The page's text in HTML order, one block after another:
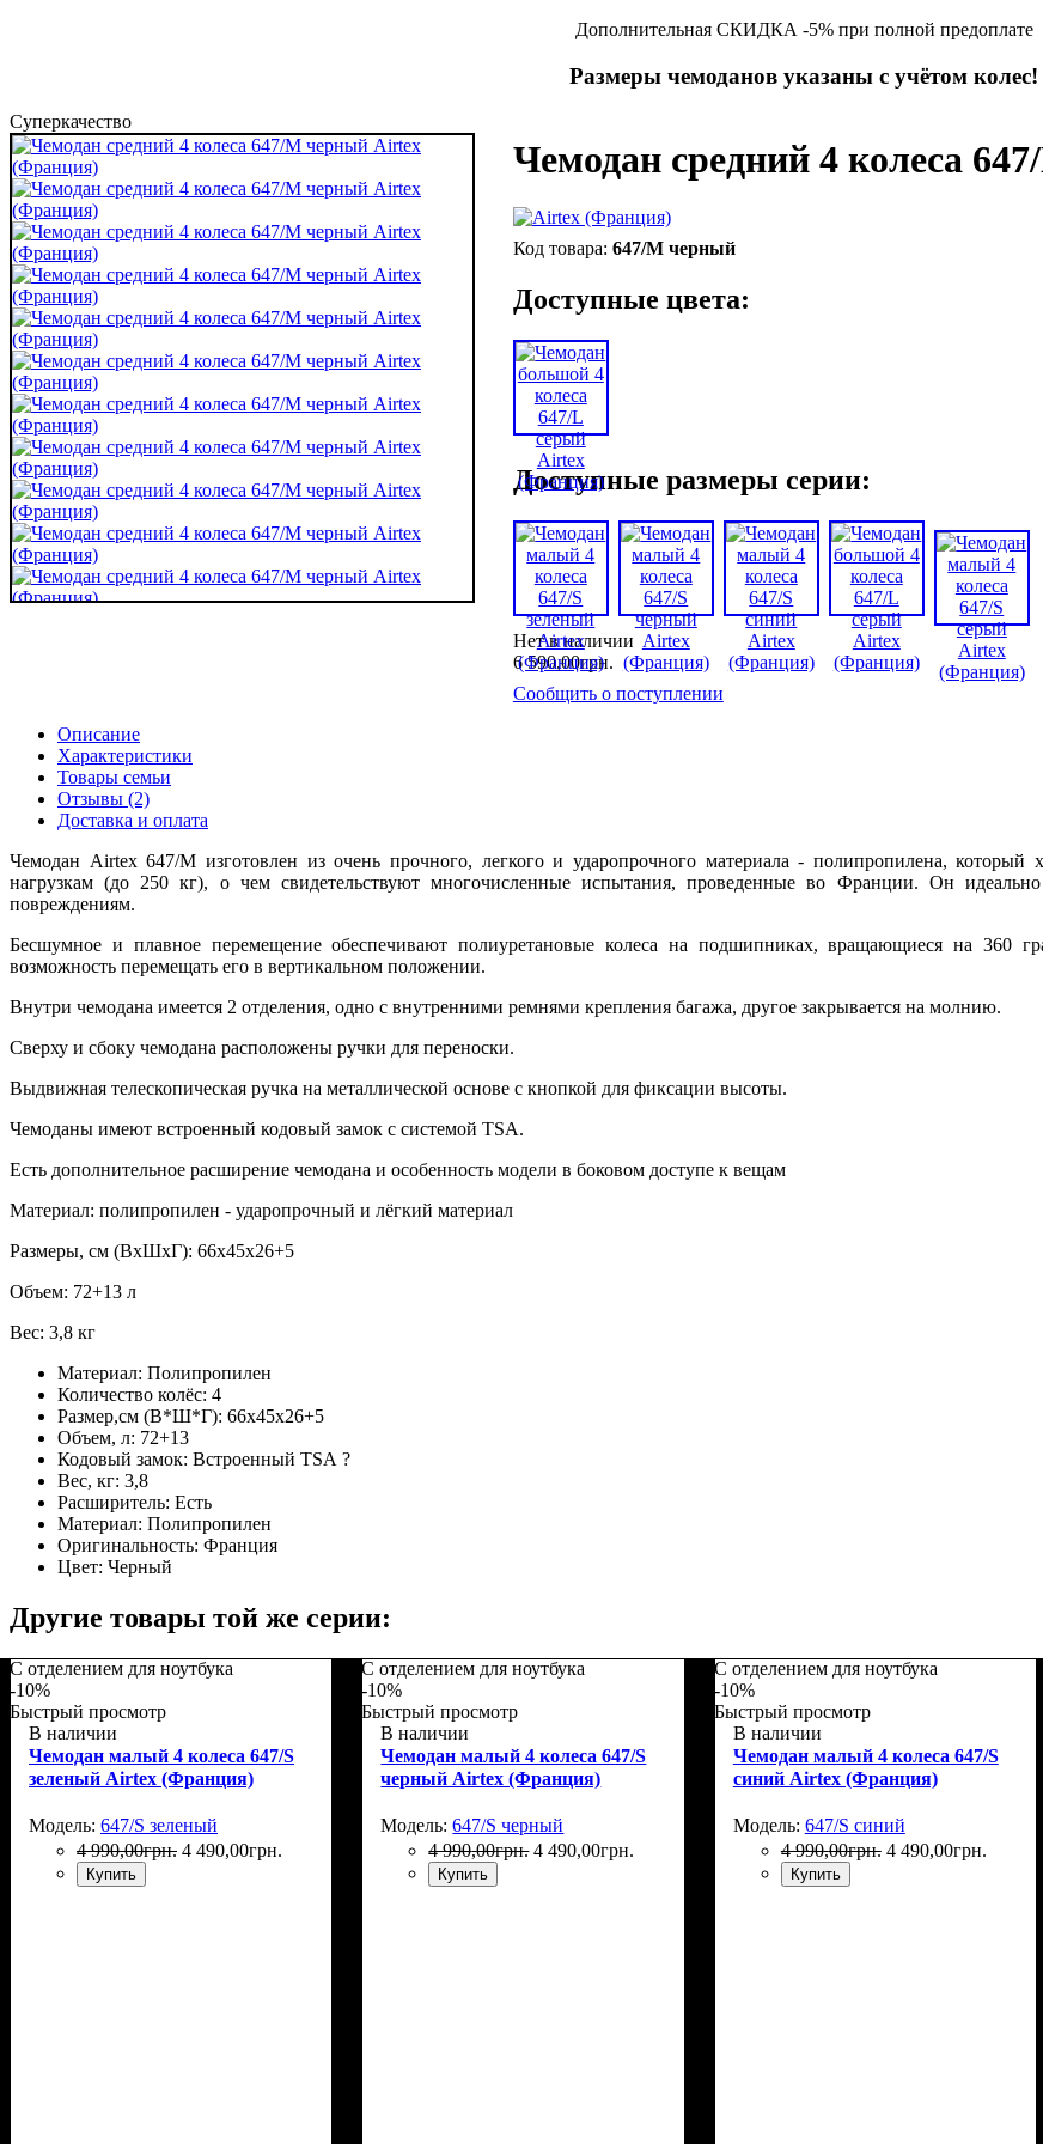
Дополнительная СКИДКА -5% при полной предоплате
Размеры чемоданов указаны с учётом колес!
Суперкачество
Чемодан средний 4 колеса
647/M черный
Доступные цвета:
Доступные размеры серии:
Нет в наличии
6 590,00грн.
Сообщить о поступлении
Описание
Характеристики
Товары семьи
Отзывы (2)
Доставка и оплата
Чемодан Airtex 647/M изготовлен из очень прочного, легкого и ударопрочного материала - полипропилена, который
нагрузкам (до 250 кг), о чем свидетельствуют многочисленные испытания, проведенные во Франции. Он
повреждениям.
Бесшумное и плавное перемещение обеспечивают полиуретановые колеса на подшипниках, вращающиеся на 360
возможность перемещать его в вертикальном положении.
Внутри чемодана имеется 2 отделения, одно с внутренними ремнями крепления багажа, другое закрывается на молнию.
Сверху и сбоку чемодана расположены ручки для переноски.
Выдвижная телескопическая ручка на металлической основе с кнопкой для фиксации высоты.
Чемоданы имеют встроенный кодовый замок с системой TSA.
Есть дополнительное расширение чемодана и особенность модели в боковом доступе к вещам
Материал: полипропилен - ударопрочный и лёгкий материал
Размеры, см (ВхШхГ): 66x45x26+5
Объем: 72+13 л
Вес: 3,8 кг
Материал: Полипропилен
Количество колёс: 4
Размер,см (В*Ш*Г): 66x45x26+5
Объем, л: 72+13
Кодовый замок: Встроенный TSA ?
Вес, кг: 3,8
Расширитель: Есть
Материал: Полипропилен
Оригинальность: Франция
Цвет: Черный
Другие товары той же серии:
С отделением для ноутбука
-10%
Быстрый просмотр
В наличии
Чемодан малый 4 колеса 647/S
зеленый Airtex (Франция)
Модель: 647/S зеленый
4 990,00грн. 4 490,00грн.
Купить
С отделением для ноутбука
-10%
Быстрый просмотр
В наличии
Чемодан малый 4 колеса 647/S
черный Airtex (Франция)
Модель:647/S черный
4 990,00грн. 4 490,00грн.
Купить
С отделением для ноутбука
-10%
Быстрый просмотр
В наличии
Чемодан малый 4 колеса 647/S
синий Airtex (Франция)
Модель: 647/S синий
4 990,00грн. 4 490,00грн.
Купить